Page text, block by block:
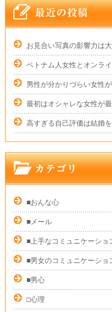
お見合い写真の影響力は
ベトナム人女性とオンラ
男性が分かりづらい女性
最初はオシャレな女性が
高すぎる自己評価は結婚
■おんな心
■メール
■上手なコミュニケーショ
■男女のコミュニケーショ
■男心
□心理